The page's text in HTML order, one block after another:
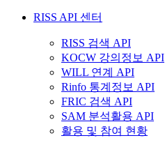
RISS API 센터
RISS 검색 API
KOCW 강의정보 API
WILL 연계 API
Rinfo 통계정보 API
FRIC 검색 API
SAM 분석활용 API
활용 및 참여 현황